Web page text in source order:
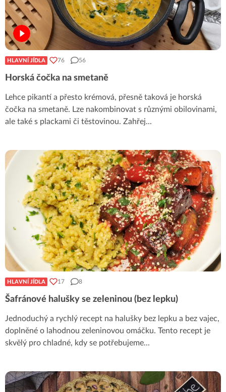
HLAVNÍ JÍDLA 76 56
Horská čočka na smetaně
Lehce pikantí a přesto krémová, přesně taková je horská
čočka na smetaně. Lze nakombinovat s různými obilovinami,
ale také s plackami či těstovinou. Zahřej...
HLAVNÍ JÍDLA 17 8
Šafránové halušky se zeleninou (bez lepku)
Jednoduchý a rychlý recept na halušky bez lepku a bez vajec,
doplněné o lahodnou zeleninovou omáčku. Tento recept je
skvělý pro chladné, kdy se potřebujeme...